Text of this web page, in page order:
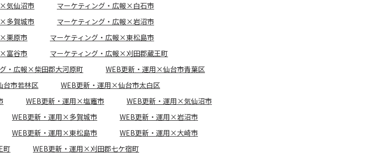
気仙沼市
マーケティング・広報×白石市
多賀城市
マーケティング・広報×岩沼市
栗原市
マーケティング・広報×東松島市
富谷市
マーケティング・広報×刈田郡蔵王町
・広報×柴田郡大河原町
WEB更新・運用×仙台市青葉区
台市若林区
WEB更新・運用×仙台市太白区
WEB更新・運用×塩竈市
WEB更新・運用×気仙沼市
WEB更新・運用×多賀城市
WEB更新・運用×岩沼市
WEB更新・運用×東松島市
WEB更新・運用×大崎市
町
WEB更新・運用×刈田郡七ケ宿町